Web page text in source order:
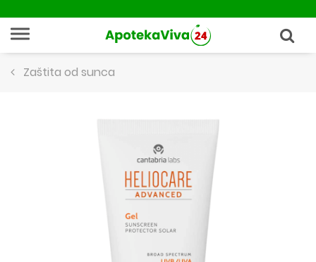
Zaštita od sunca